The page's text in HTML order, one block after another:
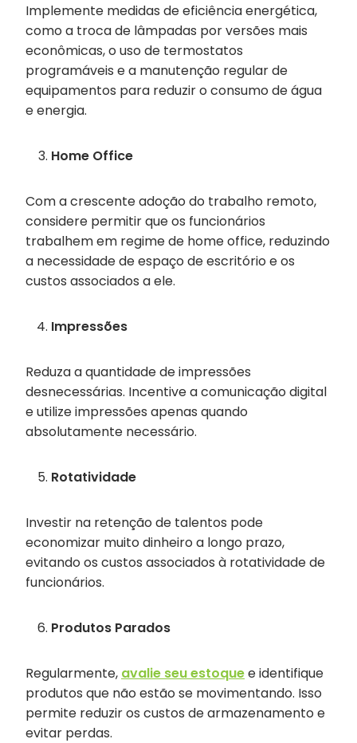
Implemente medidas de eficiência energética,
como a troca de lâmpadas por versões mais
econômicas, o uso de termostatos
programáveis e a manutenção regular de
equipamentos para reduzir o consumo de água
e energia.
Home Office
Com a crescente adoção do trabalho remoto,
considere permitir que os funcionários
trabalhem em regime de home office, reduzindo
a necessidade de espaço de escritório e os
custos associados a ele.
Impressões
Reduza a quantidade de impressões
desnecessárias. Incentive a comunicação digital
e utilize impressões apenas quando
absolutamente necessário.
Rotatividade
Investir na retenção de talentos pode
economizar muito dinheiro a longo prazo,
evitando os custos associados à rotatividade de
funcionários.
Produtos Parados
Regularmente, avalie seu estoquee identifique
produtos que não estão se movimentando. Isso
permite reduzir os custos de armazenamento e
evitar perdas.